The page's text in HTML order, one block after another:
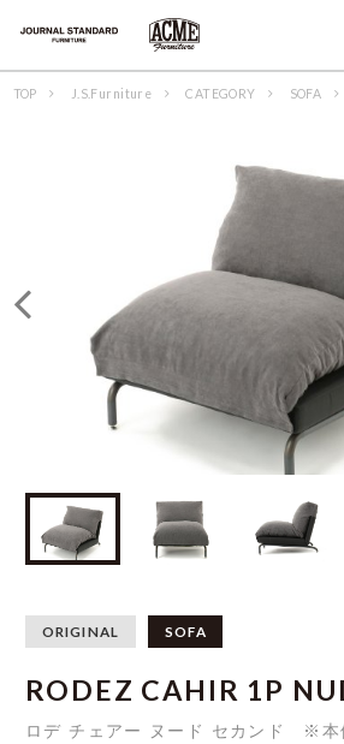
TOP J.S.Furniture CATEGORY SOFA
ORIGINAL SOFA
RODEZ CAHIR 1P
ロデ チェアー ヌード セカンド ※本